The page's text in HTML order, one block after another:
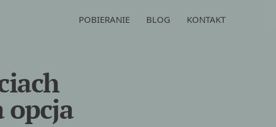
POBIERANIE BLOG KONTAKT
opcja